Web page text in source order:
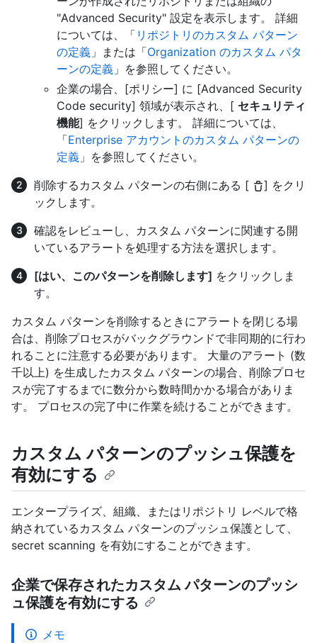
"Advanced Security" 設定を表示します。 詳細
については、「 リポジトリのカスタム パターン
の定義 」または「Organization のカスタム パタ
ーンの定義 」を参照してください。
企業の場合、[ポリシー] に [Advanced Security
Code security] 領域が表示され、[ セキュリティ
機能] をクリックします。 詳細については、
「Enterprise アカウントのカスタム パターンの
定義 」を参照してください。
削除するカスタム パターンの右側にある [
] をクリ
ックします。
確認をレビューし、カスタム パターンに関連する開
いているアラートを処理する方法を選択します。
[はい、このパターンを削除します] をクリックしま
す。
カスタム パターンを削除するときにアラートを閉じる場
合は、削除プロセスがバックグラウンドで非同期的に行わ
れることに注意する必要があります。 大量のアラート (数
千以上) を生成したカスタム パターンの場合、削除プロセ
スが完了するまでに数分から数時間かかる場合がありま
す。 プロセスの完了中に作業を続けることができます。
カスタム パターンのプッシュ保護を
有効にする
エンタープライズ、組織、またはリポジトリ レベルで格
納されているカスタム パターンのプッシュ保護として、
secret scanning を有効にすることができます。
企業で保存されたカスタム パターンのプッシ
ュ保護を有効にする
メモ